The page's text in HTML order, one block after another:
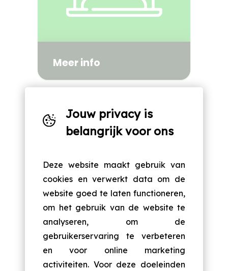
Meer info
Van grondige retentie analyse tot
complexe software stack selectie.
Onze analisten en strategen helpen
je graag!
Software
implementatie
Jouw privacy is
belangrijk voor ons
Deze website maakt gebruik van
cookies en verwerkt data om de
website goed te laten functioneren,
om het gebruik van de website te
analyseren, om de
gebruikerservaring te verbeteren
en voor online marketing
activiteiten. Voor deze doeleinden